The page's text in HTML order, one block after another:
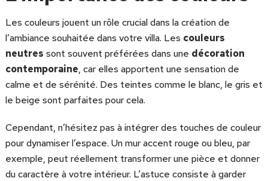
Les couleurs jouent un rôle crucial dans la création de
l’ambiance souhaitée dans votre villa. Les couleurs
neutres sont souvent préférées dans une décoration
contemporaine, car elles apportent une sensation de
calme et de sérénité. Des teintes comme le blanc, le gris et
le beige sont parfaites pour cela.
Cependant, n’hésitez pas à intégrer des touches de couleur
pour dynamiser l’espace. Un mur accent rouge ou bleu, par
exemple, peut réellement transformer une pièce et donner
du caractère à votre intérieur. L’astuce consiste à garder